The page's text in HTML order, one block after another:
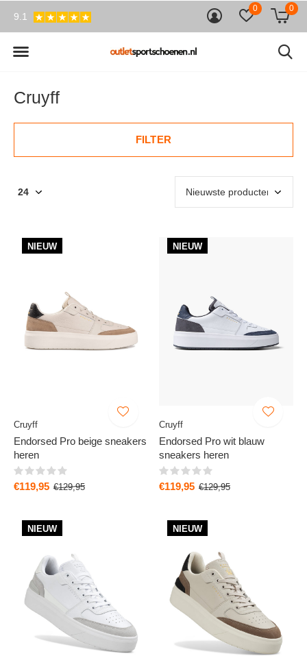
0 0
9.1
Cruyff
FILTER
NIEUW
Cruyff
Endorsed Pro beige sneakers
heren
€119,95 €129,95
NIEUW
Cruyff
Endorsed Pro wit blauw
sneakers heren
€119,95 €129,95
NIEUW NIEUW